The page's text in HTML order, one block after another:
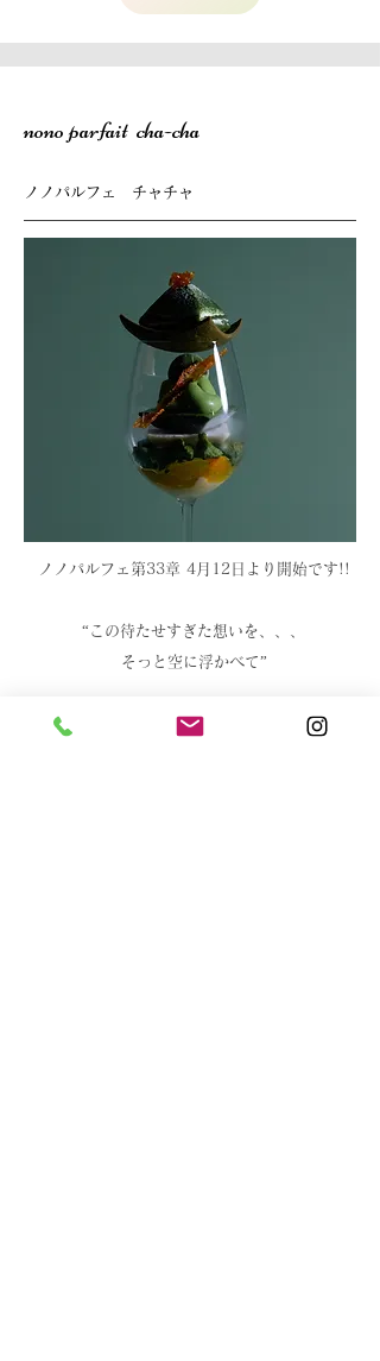
nono parfait cha-cha
ノノパルフェ チャチャ
ノノパルフェ第33章 4月12 日より開始です!!
“この待たせすぎた想いを、、、
そっと空に浮かべて”
今作のパルフェ、新緑のように色濃くなった“待ちに